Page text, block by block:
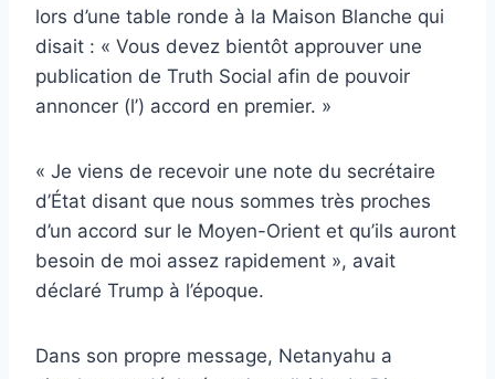
lors d’une table ronde à la Maison Blanche qui
disait : « Vous devez bientôt approuver une
publication de Truth Social afin de pouvoir
annoncer (l’) accord en premier. »
« Je viens de recevoir une note du secrétaire
d’État disant que nous sommes très proches
d’un accord sur le Moyen-Orient et qu’ils auront
besoin de moi assez rapidement », avait
déclaré Trump à l’époque.
Dans son propre message, Netanyahu a